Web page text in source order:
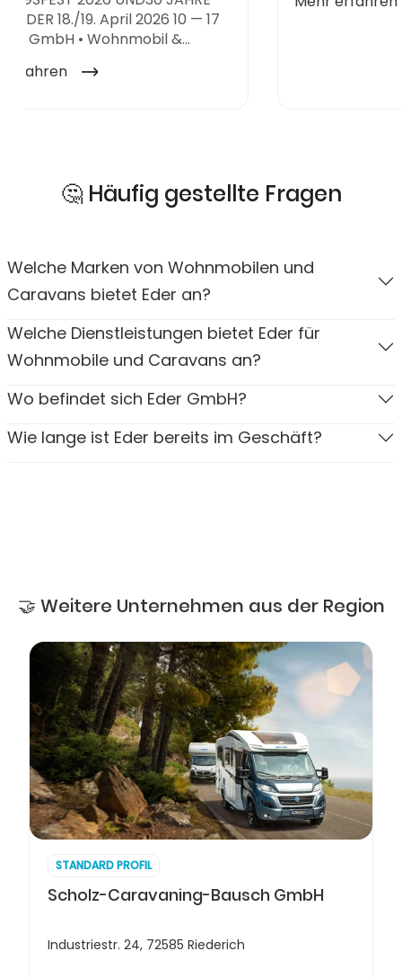
🤔 Häufig gestellte Fragen
Welche Marken von Wohnmobilen und
Caravans bietet Eder an?
Welche Dienstleistungen bietet Eder für
Wohnmobile und Caravans an?
Wo befindet sich Eder GmbH?
Wie lange ist Eder bereits im Geschäft?
🤝 Weitere Unternehmen aus der Region
STANDARD PROFIL
Scholz-Caravaning-Bausch GmbH
Industriestr. 24, 72585 Riederich